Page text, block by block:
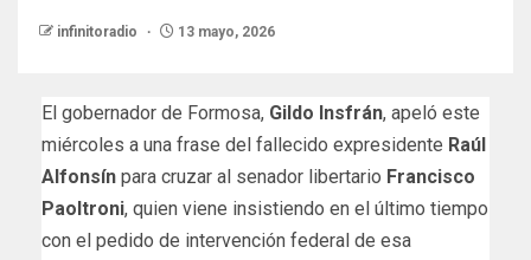
infinitoradio 13 mayo, 2026
El gobernador de Formosa, Gildo Insfrán, apeló este
miércoles a una frase del fallecido expresidente Raúl
Alfonsín para cruzar al senador libertario Francisco
Paoltroni, quien viene insistiendo en el último tiempo
con el pedido de intervención federal de esa